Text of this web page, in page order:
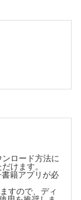
）診療の手
ェックポイ
門
ロード方法に
けます。
籍アプリが必
すので、ディ